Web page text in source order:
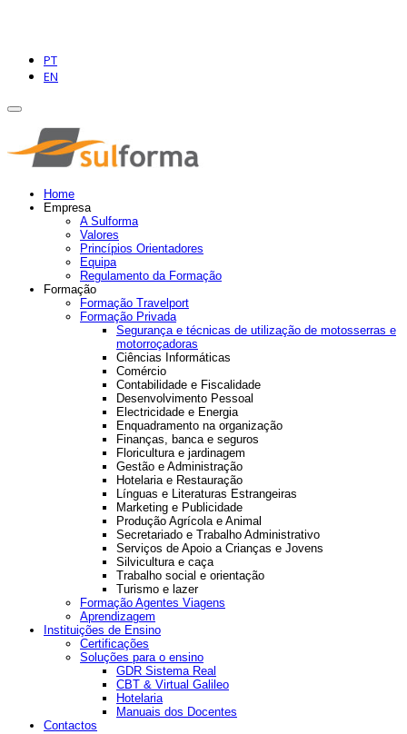
PT
EN
Home
Empresa
A Sulforma
Valores
Princípios Orientadores
Equipa
Regulamento da Formação
Formação
Formação Travelport
Formação Privada
Segurança e técnicas de utilização de motosserras e
motorroçadoras
Ciências Informáticas
Comércio
Contabilidade e Fiscalidade
Desenvolvimento Pessoal
Electricidade e Energia
Enquadramento na organização
Finanças, banca e seguros
Floricultura e jardinagem
Gestão e Administração
Hotelaria e Restauração
Línguas e Literaturas Estrangeiras
Marketing e Publicidade
Produção Agrícola e Animal
Secretariado e Trabalho Administrativo
Serviços de Apoio a Crianças e Jovens
Silvicultura e caça
Trabalho social e orientação
Turismo e lazer
Formação Agentes Viagens
Aprendizagem
Instituições de Ensino
Certificações
Soluções para o ensino
GDR Sistema Real
CBT & Virtual Galileo
Hotelaria
Manuais dos Docentes
Contactos